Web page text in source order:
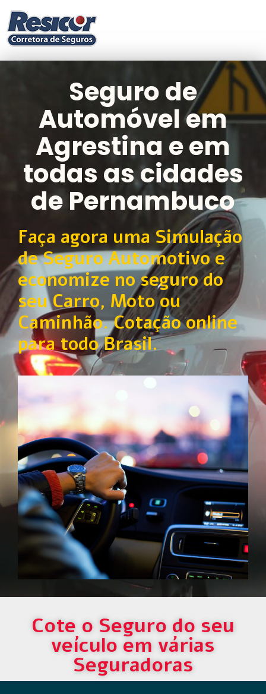
Seguro de
Automóvel em
Agrestina e em
todas as cidades
de Pernambuco
Faça agora uma Simulação
de Seguro Automotivo e
economize no seguro do
seu Carro, Moto ou
Caminhão. Cotação online
para todo Brasil.
Cote o Seguro do seu
veículo em várias
Seguradoras